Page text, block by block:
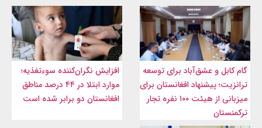
گام کابل و عشق‌آباد برای توسعه
ترانزیت؛ پیشنهاد افغانستان برای
میزبانی از هیئت ۱۰۰ نفره تجار
ترکمنستان
افزایش نگران‌کننده سوءتغذیه؛
موارد ابتلا در ۴۴ درصد مناطق
افغانستان دو برابر شده است